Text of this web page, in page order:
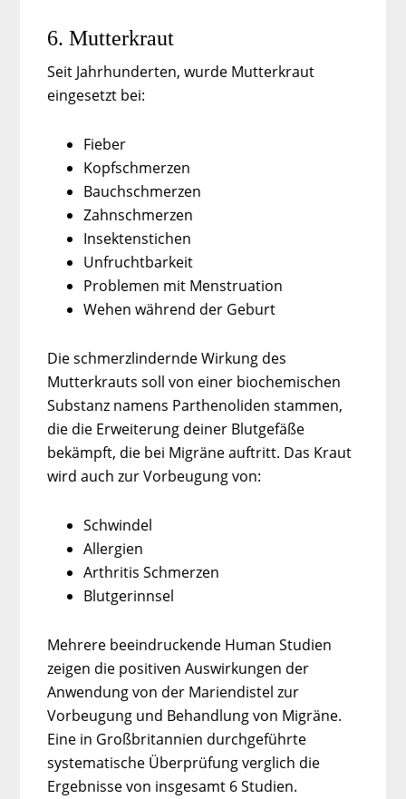
6. Mutterkraut
Seit Jahrhunderten, wurde Mutterkraut
eingesetzt bei:
Fieber
Kopfschmerzen
Bauchschmerzen
Zahnschmerzen
Insektenstichen
Unfruchtbarkeit
Problemen mit Menstruation
Wehen während der Geburt
Die schmerzlindernde Wirkung des
Mutterkrauts soll von einer biochemischen
Substanz namens Parthenoliden stammen,
die die Erweiterung deiner Blutgefäße
bekämpft, die bei Migräne auftritt. Das Kraut
wird auch zur Vorbeugung von:
Schwindel
Allergien
Arthritis Schmerzen
Blutgerinnsel
Mehrere beeindruckende Human Studien
zeigen die positiven Auswirkungen der
Anwendung von der Mariendistel zur
Vorbeugung und Behandlung von Migräne.
Eine in Großbritannien durchgeführte
systematische Überprüfung verglich die
Ergebnisse von insgesamt 6 Studien.